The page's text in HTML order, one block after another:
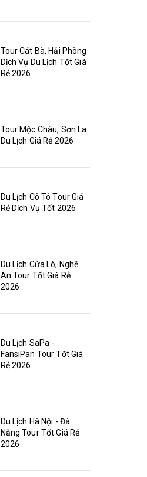
Tour Cát Bà, Hải Phòng
Dịch Vụ Du Lịch Tốt Giá
Rẻ 2026
Tour Mộc Châu, Sơn La
Du Lịch Giá Rẻ 2026
Du Lịch Cô Tô Tour Giá
Rẻ Dịch Vụ Tốt 2026
Du Lịch Cửa Lò, Nghệ
An Tour Tốt Giá Rẻ
2026
Du Lịch SaPa -
FansiPan Tour Tốt Giá
Rẻ 2026
Du Lịch Hà Nội - Đà
Nẵng Tour Tốt Giá Rẻ
2026